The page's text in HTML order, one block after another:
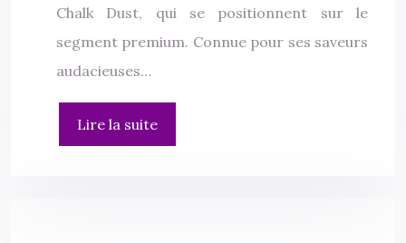
Chalk Dust, qui se positionnent sur le
segment premium. Connue pour ses saveurs
audacieuses…
Lire la suite